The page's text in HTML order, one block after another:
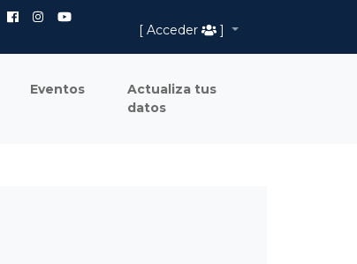
[ Acceder
]
Eventos
Actualiza tus
datos